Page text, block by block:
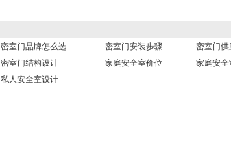
密室门品牌怎么选 密室门安装步骤
密室门供
密室门结构设计 家庭安全室价位
家庭安全
私人安全室设计